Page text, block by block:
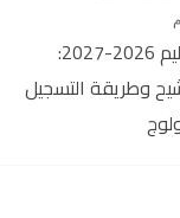
مباراة التعليم 2026-2027:
وطريقة التسجيل